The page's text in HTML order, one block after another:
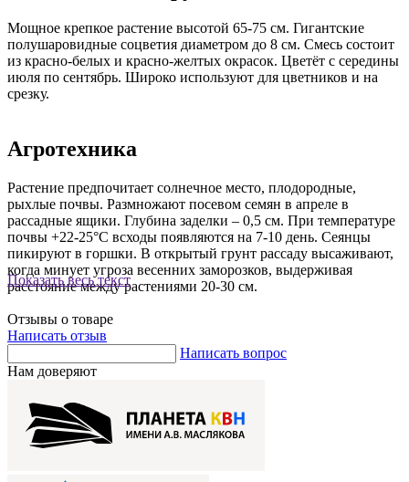
Показать весь текст
Мощное крепкое растение высотой 65-75 см. Гигантские
полушаровидные соцветия диаметром до 8 см. Смесь состоит
из красно-белых и красно-желтых окрасок. Цветёт с середины
июля по сентябрь. Широко используют для цветников и на
срезку.
Агротехника
Растение предпочитает солнечное место, плодородные,
рыхлые почвы. Размножают посевом семян в апреле в
рассадные ящики. Глубина заделки – 0,5 см. При температуре
почвы +22-25°С всходы появляются на 7-10 день. Сеянцы
пикируют в горшки. В открытый грунт рассаду высаживают,
когда минует угроза весенних заморозков, выдерживая
расстояние между растениями 20-30 см.
Отзывы о товаре
Написать отзыв
Написать вопрос
Нам доверяют